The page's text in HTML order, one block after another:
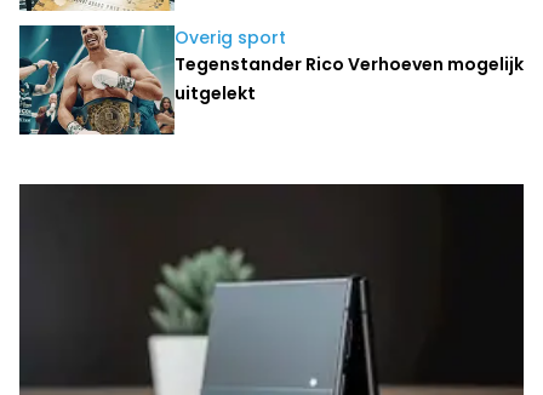
Overig sport
Tegenstander Rico Verhoeven mogelijk
uitgelekt
Laatste nieuws